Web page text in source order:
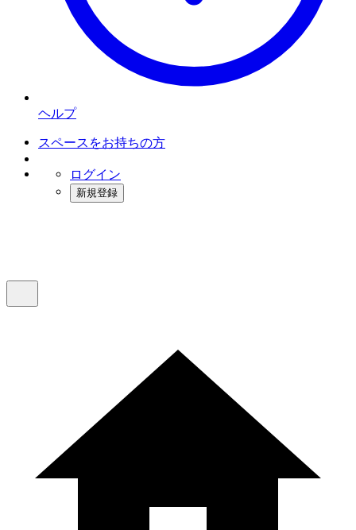
ヘルプ
スペースをお持ちの方
ログイン
新規登録